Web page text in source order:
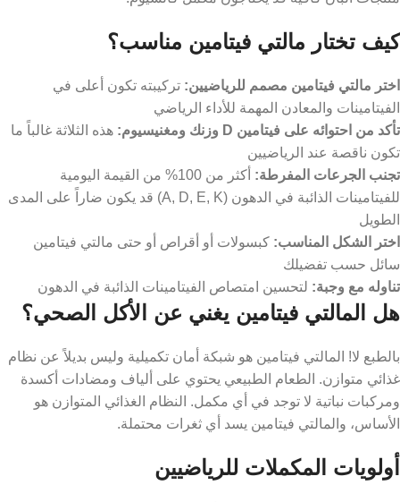
كيف تختار مالتي فيتامين مناسب؟
اختر مالتي فيتامين مصمم للرياضيين: تركيبته تكون أعلى في
الفيتامينات والمعادن المهمة للأداء الرياضي
تأكد من احتوائه على فيتامين D وزنك ومغنيسيوم:
هذه الثلاثة غالباً ما
تكون ناقصة عند الرياضيين
تجنب الجرعات المفرطة:
أكثر من 100% من القيمة اليومية
للفيتامينات الذائبة في الدهون (A, D, E, K) قد يكون ضاراً على المدى
الطويل
اختر الشكل المناسب: كبسولات أو أقراص أو حتى مالتي فيتامين
سائل حسب تفضيلك
تناوله مع وجبة: لتحسين امتصاص الفيتامينات الذائبة في الدهون
هل المالتي فيتامين يغني عن الأكل الصحي؟
بالطبع لا! المالتي فيتامين هو شبكة أمان تكميلية وليس بديلاً عن نظام
غذائي متوازن. الطعام الطبيعي يحتوي على ألياف ومضادات أكسدة
ومركبات نباتية لا توجد في أي مكمل. النظام الغذائي المتوازن هو
الأساس، والمالتي فيتامين يسد أي ثغرات محتملة.
أولويات المكملات للرياضيين